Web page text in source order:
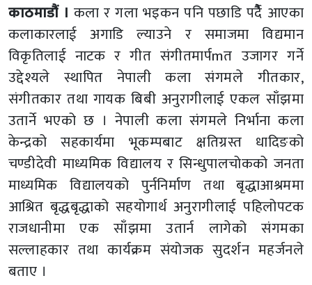
काठमाडौं । कला र गला भइकन पनि पछाडि पर्दैैै आएका
कलाकारलाई अगाडि ल्याउने र समाजमा विद्यमान
विकृतिलाई नाटक र गीत संगीतमार्पmत उजागर गर्ने
उद्देश्यले स्थापित नेपाली कला संगमले गीतकार,
संगीतकार तथा गायक बिबी अनुरागीलाई एकल साँझमा
उतार्ने भएको छ । नेपाली कला संगमले निर्भाना कला
केन्द्रको सहकार्यमा भूकम्पबाट क्षतिग्रस्त धादिङको
चण्डीदेवी माध्यमिक विद्यालय र सिन्धुपालचोकको जनता
माध्यमिक विद्यालयको पुर्ननिर्माण तथा बृद्धाआश्रममा
आश्रित बृद्धबृद्धाको सहयोगार्थ अनुरागीलाई पहिलोपटक
राजधानीमा एक साँझमा उतार्न लागेको संगमका
सल्लाहकार तथा कार्यक्रम संयोजक सुदर्शन महर्जनले
बताए ।